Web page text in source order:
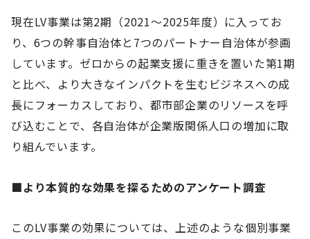
現在LV事業は第2期（2021～2025年度）に入ってお
り、6つの幹事自治体と7つのパートナー自治体が参画
しています。ゼロからの起業支援に重きを置いた第1期
と比べ、より大きなインパクトを生むビジネスへの成
長にフォーカスしており、都市部企業のリソースを呼
び込むことで、各自治体が企業版関係人口の増加に取
り組んでいます。
■より本質的な効果を探るためのアンケート調査
このLV事業の効果については、上述のような個別事業